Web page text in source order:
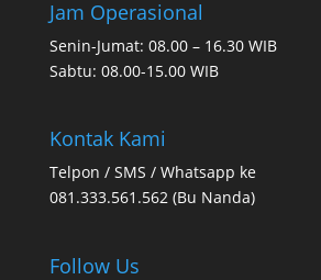
Jam Operasional
Senin-Jumat: 08.00 – 16.30 WIB
Sabtu: 08.00-15.00 WIB
Kontak Kami
Telpon / SMS / Whatsapp ke
081.333.561.562 (Bu Nanda)
Follow Us